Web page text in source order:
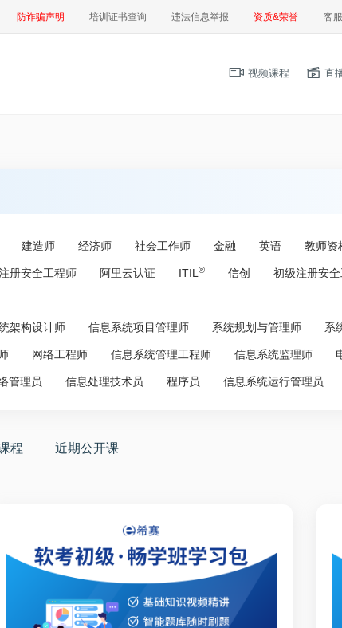
防诈骗声明 培训证书查询 违法信息举报 资质&荣誉 客
视频课程 直
建造师 经济师 社会工作师 金融 英语 教师资
册安全工程师 阿里云认证 ITIL ® 信创 初级注册安
架构设计师 信息系统项目管理师 系统规划与管理师 系
网络工程师 信息系统管理工程师 信息系统监理师
管理员 信息处理技术员 程序员 信息系统运行管理员
程 近期公开课